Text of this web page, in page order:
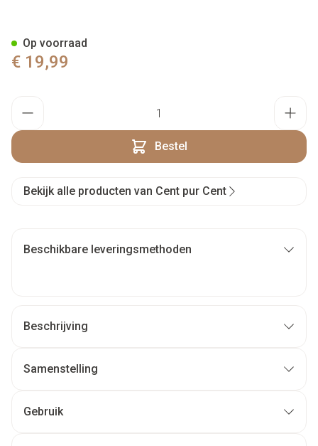
€ 19,99
Bestel
Op voorraad
Bekijk alle producten van Cent pur Cent
Beschikbare leveringsmethoden
Beschrijving
Samenstelling
Gebruik